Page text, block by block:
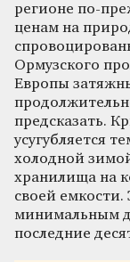
регионе по-
ценам на
Ормузского
Европы
предсказать.
усугубляется
холодной
хранилища на
своей емкости.
минимальным
последние